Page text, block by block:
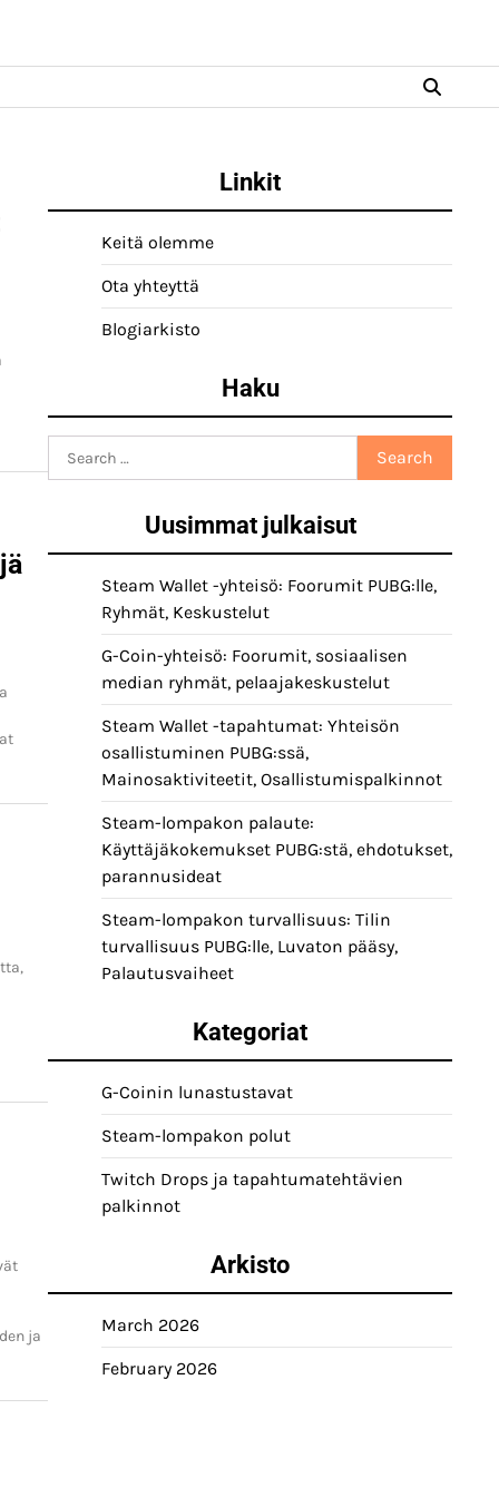
ja
Linkit
Keitä olemme
Ota yhteyttä
Blogiarkisto
Haku
for:
Uusimmat julkaisut
Steam Wallet -yhteisö: Foorumit PUBG:lle,
Ryhmät, Keskustelut
G-Coin-yhteisö: Foorumit, sosiaalisen
median ryhmät, pelaajakeskustelut
Steam Wallet -tapahtumat: Yhteisön
osallistuminen PUBG:ssä,
Mainosaktiviteetit, Osallistumispalkinnot
Steam-lompakon palaute:
Käyttäjäkokemukset PUBG:stä, ehdotukset,
parannusideat
Steam-lompakon turvallisuus: Tilin
turvallisuus PUBG:lle, Luvaton pääsy,
Palautusvaiheet
Kategoriat
G-Coinin lunastustavat
Steam-lompakon polut
Twitch Drops ja tapahtumatehtävien
palkinnot
Arkisto
March 2026
February 2026